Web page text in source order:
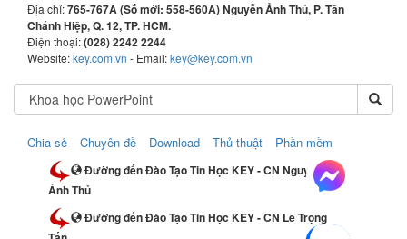
Địa chỉ:765-767A (Số mới: 558-560A) Nguyễn Ảnh Thủ, P. Tân
Chánh Hiệp, Q. 12, TP. HCM.
Điện thoại:(028) 2242 2244
Website:key.com.vn - Email:key@key.com.vn
Chia sẻ Chuyên đề Download Thủ thuật Phần mềm
Đường đến Đào Tạo Tin Học KEY - CN Nguyễn
Ảnh Thủ
Đường đến Đào Tạo Tin Học KEY - CN Lê Trọng